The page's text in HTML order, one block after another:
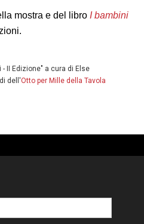
mostra e del libro I bambini
II Edizione" a cura di Else
dell'Otto per Mille della Tavola